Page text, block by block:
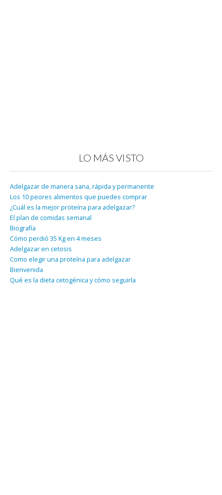
LO MÁS VISTO
Adelgazar de manera sana, rápida y permanente
Los 10 peores alimentos que puedes comprar
¿Cuál es la mejor proteína para adelgazar?
El plan de comidas semanal
Biografía
Cómo perdió 35 Kg en 4 meses
Adelgazar en cetosis
Como elegir una proteína para adelgazar
Bienvenida
Qué es la dieta cetogénica y cómo seguirla